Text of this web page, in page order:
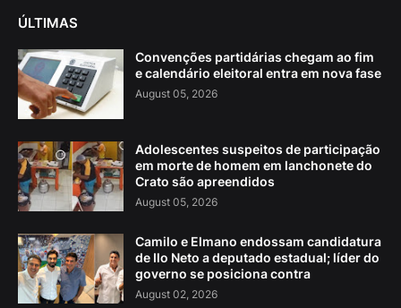
ÚLTIMAS
Convenções partidárias chegam ao fim
e calendário eleitoral entra em nova fase
August 05, 2026
Adolescentes suspeitos de participação
em morte de homem em lanchonete do
Crato são apreendidos
August 05, 2026
Camilo e Elmano endossam candidatura
de Ilo Neto a deputado estadual; líder do
governo se posiciona contra
August 02, 2026